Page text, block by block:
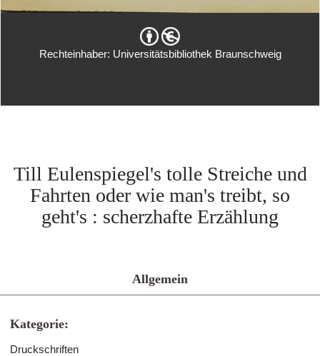
Rechteinhaber: Universitätsbibliothek Braunschweig
Till Eulenspiegel's tolle Streiche und
Fahrten oder wie man's treibt, so
geht's : scherzhafte Erzählung
Allgemein
Kategorie:
Druckschriften